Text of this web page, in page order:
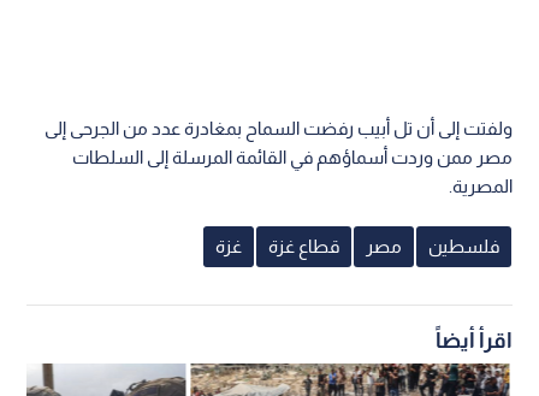
ولفتت إلى أن تل أبيب رفضت السماح بمغادرة عدد من الجرحى إلى
مصر ممن وردت أسماؤهم في القائمة المرسلة إلى السلطات
المصرية.
فلسطين مصر قطاع غزة غزة
اقرأ أيضاً